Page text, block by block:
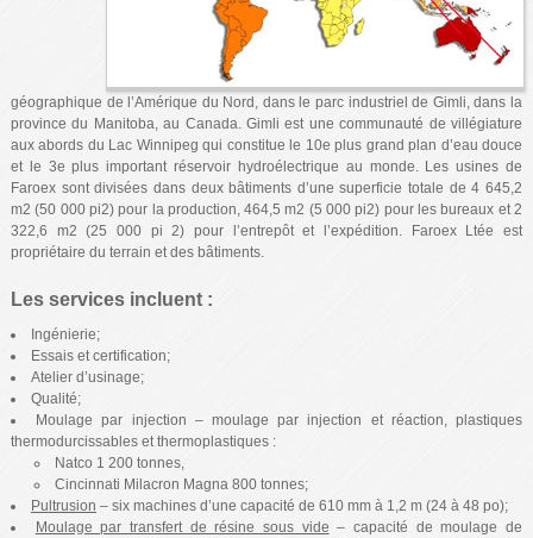
géographique de l’Amérique du Nord, dans le parc industriel de Gimli, dans la
province du Manitoba, au Canada. Gimli est une communauté de villégiature
aux abords du Lac Winnipeg qui constitue le 10e plus grand plan d’eau douce
et le 3e plus important réservoir hydroélectrique au monde. Les usines de
Faroex sont divisées dans deux bâtiments d’une superficie totale de 4 645,2
m2 (50 000 pi2) pour la production, 464,5 m2 (5 000 pi2) pour les bureaux et 2
322,6 m2 (25 000 pi 2) pour l’entrepôt et l’expédition. Faroex Ltée est
propriétaire du terrain et des bâtiments.
Les services incluent :
Ingénierie;
Essais et certification;
Atelier d’usinage;
Qualité;
Moulage par injection – moulage par injection et réaction, plastiques
thermodurcissables et thermoplastiques :
Natco 1 200 tonnes,
Cincinnati Milacron Magna 800 tonnes;
Pultrusion – six machines d’une capacité de 610 mm à 1,2 m (24 à 48 po);
Moulage par transfert de résine sous vide – capacité de moulage de